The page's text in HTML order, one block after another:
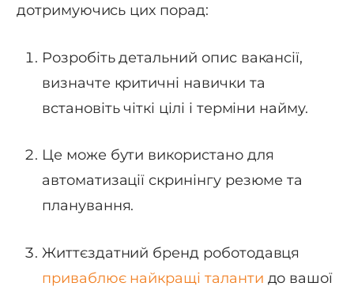
дотримуючись цих порад:
Розробіть детальний опис вакансії,
визначте критичні навички та
встановіть чіткі цілі і терміни найму.
Це може бути використано для
автоматизації скринінгу резюме та
планування.
Життєздатний бренд роботодавця
приваблює найкращі таланти до вашої